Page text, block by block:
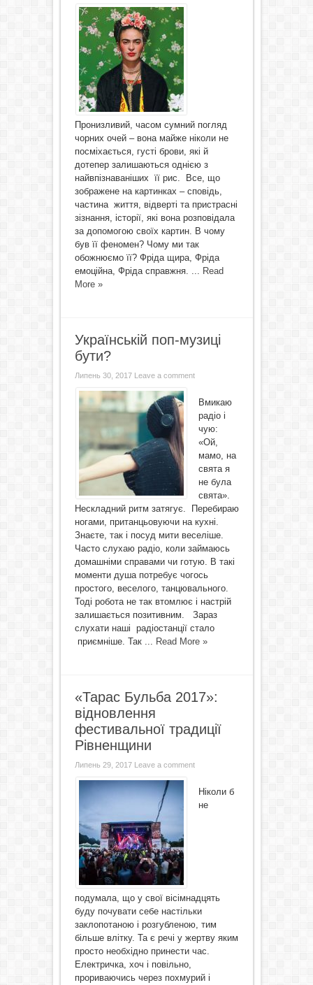
Пронизливий, часом сумний погляд
чорних очей – вона майже ніколи не
посміхається, густі брови, які й
дотепер залишаються однією з
найвпізнаваніших її рис. Все, що
зображене на картинках – сповідь,
частина життя, відверті та пристрасні
зізнання, історії, які вона розповідала
за допомогою своїх картин. В чому
був її феномен? Чому ми так
обожнюємо її? Фріда щира, Фріда
емоційна, Фріда справжня. ... Read
More »
Українській поп-музиці
бути?
Липень 30, 2017 Leave a comment
Вмикаю
радіо і
чую:
«Ой,
мамо, на
свята я
не була
свята».
Нескладний ритм затягує. Перебираю
ногами, пританцьовуючи на кухні.
Знаєте, так і посуд мити веселіше.
Часто слухаю радіо, коли займаюсь
домашніми справами чи готую. В такі
моменти душа потребує чогось
простого, веселого, танцювального.
Тоді робота не так втомлює і настрій
залишається позитивним. Зараз
слухати наші радіостанції стало
приємніше. Так ... Read More »
«Тарас Бульба 2017»:
відновлення
фестивальної традиції
Рівненщини
Липень 29, 2017 Leave a comment
Ніколи б
не
подумала, що у свої вісімнадцять
буду почувати себе настільки
заклопотаною і розгубленою, тим
більше влітку. Та є речі у жертву яким
просто необхідно принести час.
Електричка, хоч і повільно,
прориваючись через похмурий і